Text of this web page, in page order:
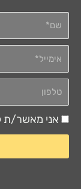
טלפון
הסכמה
אני מאשר/ת